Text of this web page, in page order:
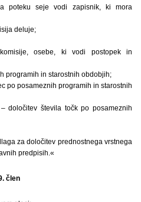
poteku seje vodi zapisnik, ki mora
deluje;
osebe, ki vodi postopek in
programih in starostnih obdobjih;
po posameznih programih in starostnih
določitev števila točk po posameznih
za določitev prednostnega vrstnega
predpisih.«
člen